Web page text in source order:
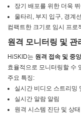
장기 배포를 위한 더욱
울타리, 부지 입구, 경계
컴팩트한 크기로 임시 프로
원격 모니터링 및 관
HiSKID는 원격 접속 및 중
효율적으로 모니터링할 수
주요 특징:
실시간 비디오 스트리밍
실시간 알람 알림
원격 시스템 진단 및 상